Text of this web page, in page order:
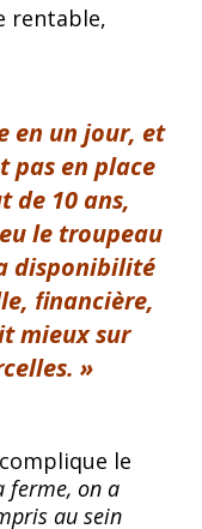
rentable,
en un jour, et
pas en place
de 10 ans,
le troupeau
disponibilité
ﬁnancière,
mieux sur
»
le
ferme, on a
au sein